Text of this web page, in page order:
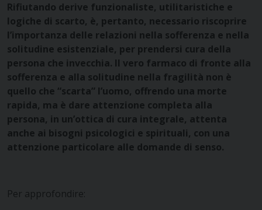
Rifiutando derive funzionaliste, utilitaristiche e
logiche di scarto, è, pertanto, necessario riscoprire
l’importanza delle relazioni nella sofferenza e nella
solitudine esistenziale, per prendersi cura della
persona che invecchia. Il vero farmaco di fronte alla
sofferenza e alla solitudine nella fragilità non è
quello che “scarta” l’uomo, offrendo una morte
rapida, ma è dare attenzione completa alla
persona, in un’ottica di cura integrale, attenta
anche ai bisogni psicologici e spirituali, con una
attenzione particolare alle domande di senso.
Per approfondire: